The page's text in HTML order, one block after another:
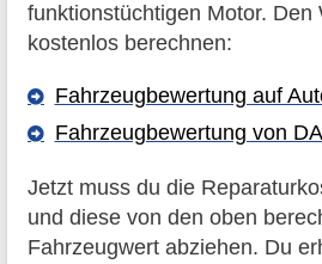
funktionstüchtigen Motor. Den
kostenlos berechnen:
Fahrzeugbewertung auf
Fahrzeugbewertung von
Jetzt muss du die
und diese von den oben
Fahrzeugwert abziehen. Du